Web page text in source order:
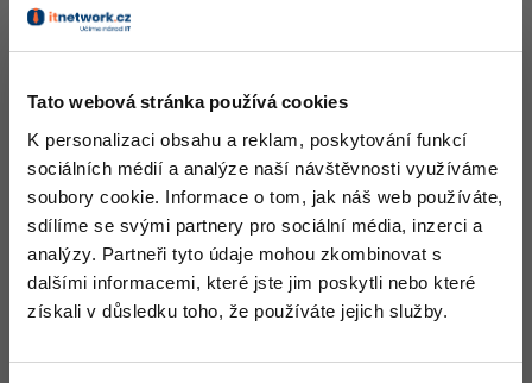
Tato webová stránka používá cookies
K personalizaci obsahu a reklam, poskytování funkcí
sociálních médií a analýze naší návštěvnosti využíváme
soubory cookie. Informace o tom, jak náš web používáte,
sdílíme se svými partnery pro sociální média, inzerci a
analýzy. Partneři tyto údaje mohou zkombinovat s
dalšími informacemi, které jste jim poskytli nebo které
získali v důsledku toho, že používáte jejich služby.
Odpovídá na Neaktivní uživatel
Petr Čech
Odpovídá na Petr Čech
Neaktivní uživatel: 30.1.2016 20:01
Díval jsem se a rozhodně to není knihovna. Je to spíš externí
nástroj.
Nahoru Odpovědět
Odpovídá na Neaktivní uživatel